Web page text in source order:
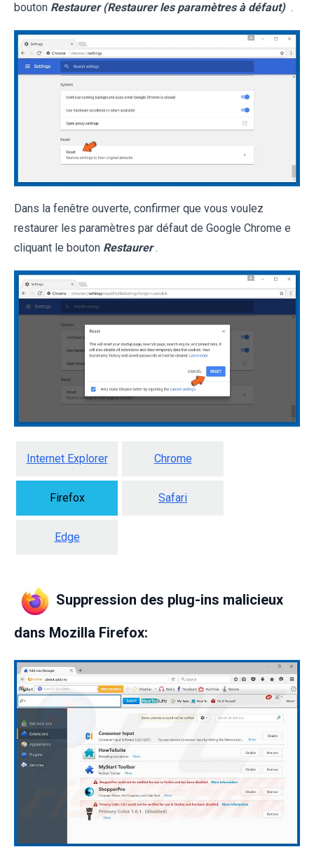
bouton Restaurer (Restaurer les paramètres à défaut) .
Dans la fenêtre ouverte, confirmer que vous voulez
restaurer les paramètres par défaut de Google Chrome e
cliquant le bouton Restaurer .
Internet Explorer Chrome
Firefox Safari
Edge
Suppression des plug-ins malicieux
dans Mozilla Firefox: